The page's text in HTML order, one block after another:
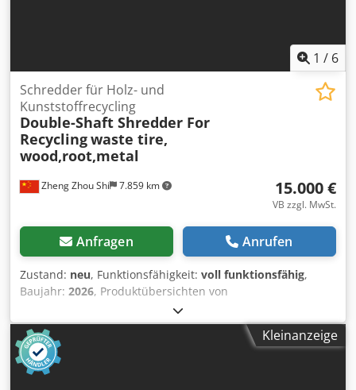
1 / 6
Zheng Zhou Shi 7.859 km
Schredder für Holz- und
Kunststoffrecycling
Double-Shaft Shredder For
Recyclingwaste tire,
wood,root,metal
15.000 €
VB zzgl. MwSt.
Anfragen Anrufen
Zustand: neu, Funktionsfähigkeit: voll funktionsfähig,
Baujahr: 2026, Produktübersichten von
Doppelwellenzerkleinerern für Industrieabfälle aus Holz
und Holzpaletten Zerkleinerer können im Allgemeinen zum
Zerkleinern von schwer zerbrechlichen Kunststoffen,
Gummi, großen Reifen, großen Nylonmaterialien, großen
Stücken von Fischernetzen, Fasern, Papier, Holz,
Kleinanzeige